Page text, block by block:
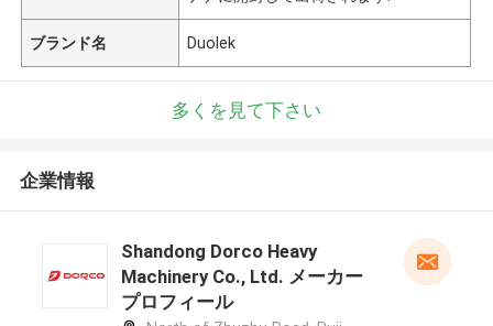
ブランド名 Duolek
多くを見て下さい
企業情報
Shandong Dorco Heavy
Machinery Co., Ltd. メーカー
プロフィール